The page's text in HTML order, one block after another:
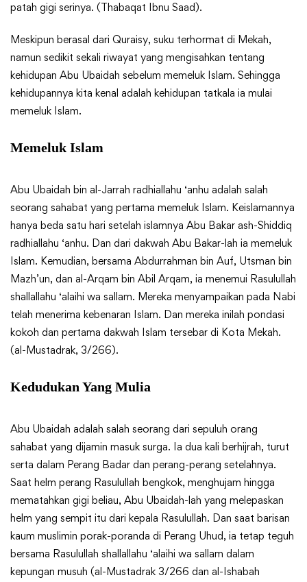
patah gigi serinya. (Thabaqat Ibnu Saad).
Meskipun berasal dari Quraisy, suku terhormat di Mekah,
namun sedikit sekali riwayat yang mengisahkan tentang
kehidupan Abu Ubaidah sebelum memeluk Islam. Sehingga
kehidupannya kita kenal adalah kehidupan tatkala ia mulai
memeluk Islam.
Memeluk Islam
Abu Ubaidah bin al-Jarrah radhiallahu ‘anhu adalah salah
seorang sahabat yang pertama memeluk Islam. Keislamannya
hanya beda satu hari setelah islamnya Abu Bakar ash-Shiddiq
radhiallahu ‘anhu. Dan dari dakwah Abu Bakar-lah ia memeluk
Islam. Kemudian, bersama Abdurrahman bin Auf, Utsman bin
Mazh’un, dan al-Arqam bin Abil Arqam, ia menemui Rasulullah
shallallahu ‘alaihi wa sallam. Mereka menyampaikan pada Nabi
telah menerima kebenaran Islam. Dan mereka inilah pondasi
kokoh dan pertama dakwah Islam tersebar di Kota Mekah.
(al-Mustadrak, 3/266).
Kedudukan Yang Mulia
Abu Ubaidah adalah salah seorang dari sepuluh orang
sahabat yang dijamin masuk surga. Ia dua kali berhijrah, turut
serta dalam Perang Badar dan perang-perang setelahnya.
Saat helm perang Rasulullah bengkok, menghujam hingga
mematahkan gigi beliau, Abu Ubaidah-lah yang melepaskan
helm yang sempit itu dari kepala Rasulullah. Dan saat barisan
kaum muslimin porak-poranda di Perang Uhud, ia tetap teguh
bersama Rasulullah shallallahu ‘alaihi wa sallam dalam
kepungan musuh (al-Mustadrak 3/266 dan al-Ishabah